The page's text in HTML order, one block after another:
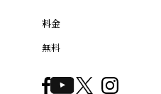
料金
無料